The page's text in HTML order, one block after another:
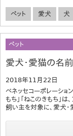
ペット 愛犬 犬
ペット
愛犬・愛猫の名
2018年11月22日
ベネッセコーポレーシ
もち」「ねこのきもち」
飼い主を対象に、愛犬